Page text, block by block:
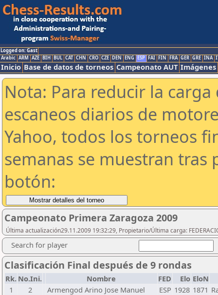
Logged on: Gast
Arabic ARM AZE BIH BUL CAT CHN CRO CZE DEN ENG ESP FAI FIN FRA GER GRE INA
Inicio Base de datos de torneos Campeonato AUT Imágenes
Nota: Para reducir la
escaneos diarios de
Yahoo, todos los torneos
semanas se muestran tras
botón:
Campeonato Primera Zaragoza 2009
Última actualización29.11.2009 19:32:29, Propietario/Última carga:
Search for player
Clasificación Final después de 9 rondas
Rk. No.Ini. Nombre FED Elo EloN
1
2 Armengod Arino Jose Manuel ESP 1928 1871